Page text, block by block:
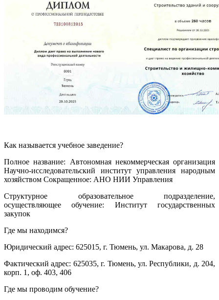
Как называется учебное заведение?
Полное название: Автономная некоммерческая организация
Научно-исследовательский институт управления народным
хозяйством Сокращенное: АНО НИИ Управления
Структурное образовательное подразделение,
осуществляющее обучение: Институт государственных
закупок
Где мы находимся?
Юридический адрес: 625015, г. Тюмень, ул. Макарова, д. 28
Фактический адрес: 625035, г. Тюмень, ул. Республики, д. 204,
корп. 1, оф. 403, 406
Где мы проводим обучение?